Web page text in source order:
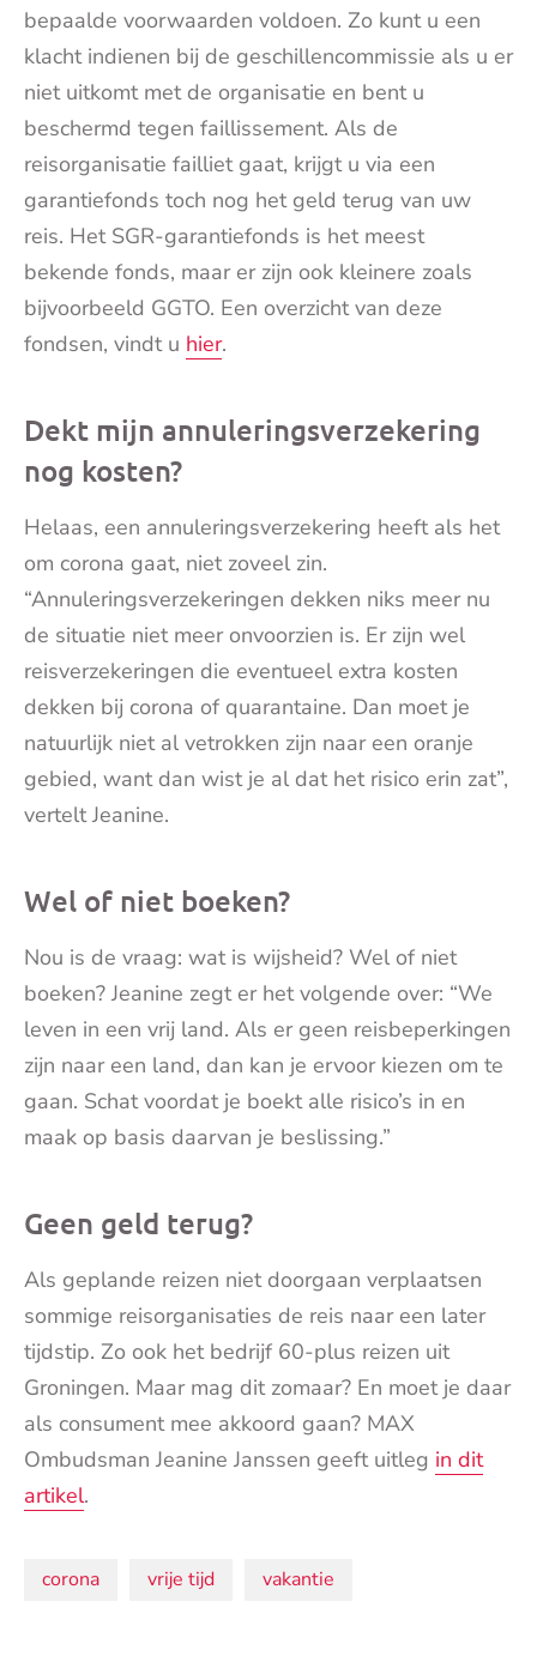
bepaalde voorwaarden voldoen. Zo kunt u een
klacht indienen bij de geschillencommissie als u er
niet uitkomt met de organisatie en bent u
beschermd tegen faillissement. Als de
reisorganisatie failliet gaat, krijgt u via een
garantiefonds toch nog het geld terug van uw
reis. Het SGR-garantiefonds is het meest
bekende fonds, maar er zijn ook kleinere zoals
bijvoorbeeld GGTO. Een overzicht van deze
fondsen, vindt u hier.
Dekt mijn annuleringsverzekering
nog kosten?
Helaas, een annuleringsverzekering heeft als het
om corona gaat, niet zoveel zin.
“Annuleringsverzekeringen dekken niks meer nu
de situatie niet meer onvoorzien is. Er zijn wel
reisverzekeringen die eventueel extra kosten
dekken bij corona of quarantaine. Dan moet je
natuurlijk niet al vetrokken zijn naar een oranje
gebied, want dan wist je al dat het risico erin zat”,
vertelt Jeanine.
Wel of niet boeken?
Nou is de vraag: wat is wijsheid? Wel of niet
boeken? Jeanine zegt er het volgende over: “We
leven in een vrij land. Als er geen reisbeperkingen
zijn naar een land, dan kan je ervoor kiezen om te
gaan. Schat voordat je boekt alle risico’s in en
maak op basis daarvan je beslissing.”
Geen geld terug?
Als geplande reizen niet doorgaan verplaatsen
sommige reisorganisaties de reis naar een later
tijdstip. Zo ook het bedrijf 60-plus reizen uit
Groningen. Maar mag dit zomaar? En moet je daar
als consument mee akkoord gaan? MAX
Ombudsman Jeanine Janssen geeft uitleg in dit
artikel.
Onderwerpen:
corona vrije tijd vakantie